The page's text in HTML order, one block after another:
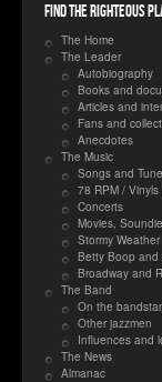
Find the righteous
The Home
The Leader
Autobiography
Books and
Articles and
Fans and
Anecdotes
The Music
Songs and
78 RPM / Vinyls
Concerts
Movies,
Stormy Weather
Betty Boop and
Broadway and
The Band
On the
Other jazzmen
Influences and
The News
Almanac